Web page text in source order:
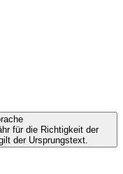
für die Richtigkeit der
der Ursprungstext.